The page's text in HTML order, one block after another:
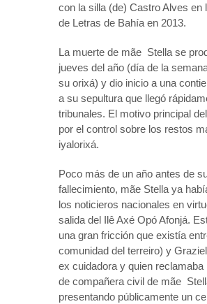
con la silla (de) Castro Alves en
de Letras de Bahía en 2013.
La muerte de mãe Stella se
jueves del año (día de la
su orixá) y dio inicio a una
a su sepultura que llegó
tribunales. El motivo principal
por el control sobre los restos
iyalorixá.
Poco más de un año antes de
fallecimiento, mãe Stella ya
los noticieros nacionales en
salida del Ilê Axé Opó Afonjá.
una gran fricción que existía
comunidad del terreiro) y
ex cuidadora y quien reclamaba
de compañera civil de mãe
presentando públicamente un